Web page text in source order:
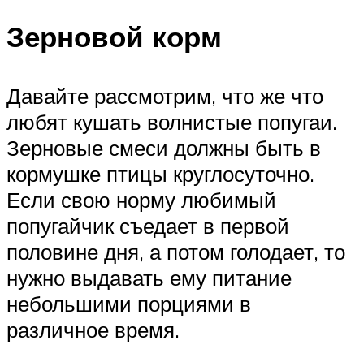
Зерновой корм
Давайте рассмотрим, что же что
любят кушать волнистые попугаи.
Зерновые смеси должны быть в
кормушке птицы круглосуточно.
Если свою норму любимый
попугайчик съедает в первой
половине дня, а потом голодает, то
нужно выдавать ему питание
небольшими порциями в
различное время.